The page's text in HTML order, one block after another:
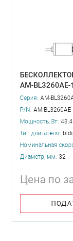
AM-BL3260AE-
Серия: AM-
P/N: AM-
Мощность, Вт: 43.4
Тип двигателя:
Номинальная
Диаметр, мм: 32
Цена по